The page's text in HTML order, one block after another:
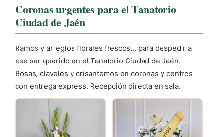
Coronas urgentes para el Tanatorio
Ciudad de Jaén
Ramos y arreglos florales frescos... para despedir a
ese ser querido en el Tanatorio Ciudad de Jaén.
Rosas, claveles y crisantemos en coronas y centros
con entrega express. Recepción directa en sala.